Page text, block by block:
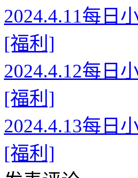
2024.4.11每日
[福利]
2024.4.12每日
[福利]
2024.4.13每日
[福利]